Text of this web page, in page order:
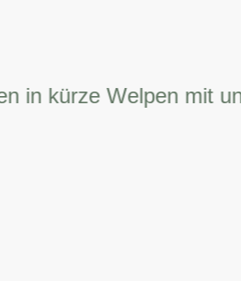
kürze Welpen mit